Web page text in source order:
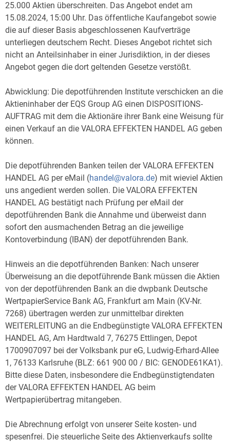
25.000 Aktien überschreiten. Das Angebot endet am
15.08.2024, 15:00 Uhr. Das öffentliche Kaufangebot sowie
die auf dieser Basis abgeschlossenen Kaufverträge
unterliegen deutschem Recht. Dieses Angebot richtet sich
nicht an Anteilsinhaber in einer Jurisdiktion, in der dieses
Angebot gegen die dort geltenden Gesetze verstößt.
Abwicklung: Die depotführenden Institute verschicken an die
Aktieninhaber der EQS Group AG einen DISPOSITIONS-
AUFTRAG mit dem die Aktionäre ihrer Bank eine Weisung für
einen Verkauf an die VALORA EFFEKTEN HANDEL AG geben
können.
Die depotführenden Banken teilen der VALORA EFFEKTEN
HANDEL AG per eMail (handel@valora.de) mit wieviel Aktien
uns angedient werden sollen. Die VALORA EFFEKTEN
HANDEL AG bestätigt nach Prüfung per eMail der
depotführenden Bank die Annahme und überweist dann
sofort den ausmachenden Betrag an die jeweilige
Kontoverbindung (IBAN) der depotführenden Bank.
Hinweis an die depotführenden Banken: Nach unserer
Überweisung an die depotführende Bank müssen die Aktien
von der depotführenden Bank an die dwpbank Deutsche
WertpapierService Bank AG, Frankfurt am Main (KV-Nr.
7268) übertragen werden zur unmittelbar direkten
WEITERLEITUNG an die Endbegünstigte VALORA EFFEKTEN
HANDEL AG, Am Hardtwald 7, 76275 Ettlingen, Depot
1700907097 bei der Volksbank pur eG, Ludwig-Erhard-Allee
1, 76133 Karlsruhe (BLZ: 661 900 00 / BIC: GENODE61KA1).
Bitte diese Daten, insbesondere die Endbegünstigtendaten
der VALORA EFFEKTEN HANDEL AG beim
Wertpapierübertrag mitangeben.
Die Abrechnung erfolgt von unserer Seite kosten- und
spesenfrei. Die steuerliche Seite des Aktienverkaufs sollte